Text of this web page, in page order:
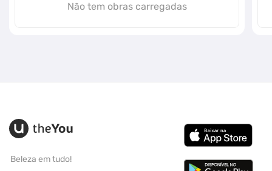
Não tem obras carregadas
Beleza em tudo!